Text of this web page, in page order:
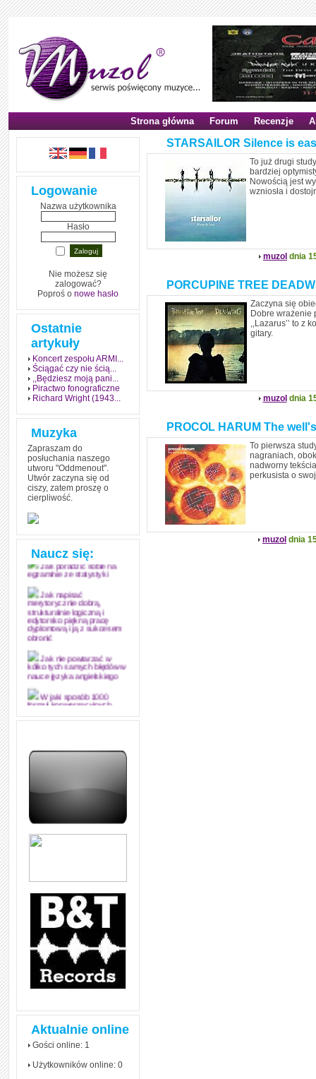
Strona główna Forum Recenzje
Logowanie
Nazwa użytkownika
Hasło
Nie możesz się
zalogować?
Poproś o nowe hasło
Ostatnie
artykuły
Koncert zespołu ARMI...
Ściągać czy nie ścią...
,,Będziesz moją pani...
Piractwo fonograficzne
Richard Wright (1943...
Muzyka
Zapraszam do
posłuchania naszego
utworu "Oddmenout".
Utwór zaczyna się od
ciszy, zatem proszę o
cierpliwość.
Naucz się:
Jak stworzyć fenomen
egzamin? Poznaj metody
Jak poradzić sobie na
egzaminie ze statystyki
Jak napisać
merytorycznie dobrą,
strukturalnie logiczną i
edytorsko piękną pracę
dyplomową i ją z sukcesem
obronić
Jak nie powtarzać w
kółko tych samych błędów w
nauce języka angielskiego
W jaki sposób 1000
formuł konwersacyjnych
pozwoli Ci opanować język
Angielskie przyimki
zapamiętasz
zrozumiale wytłumaczył, na
czym polega mowa zależna
(reported speech) w języku
angielskim
dłużej!
Aktualnie online
Gości online: 1
Użytkowników online: 0
STARSAILOR Silence is
To już drugi
bardziej
Nowością jest
wzniosła i
muzol dnia
PORCUPINE TREE
Zaczyna się
Dobre wrażenie
,,Lazarus’’ to z
gitary.
muzol dnia
PROCOL HARUM The
To pierwsza
nagraniach,
nadworny
perkusista o
muzol dnia